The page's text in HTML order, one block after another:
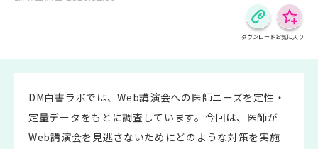
ダウンロードお気に入り
DM白書ラボでは、Web講演会への医師ニーズを定性・
定量データをもとに調査しています。今回は、医師が
Web講演会を見逃さないためにどのような対策を実施